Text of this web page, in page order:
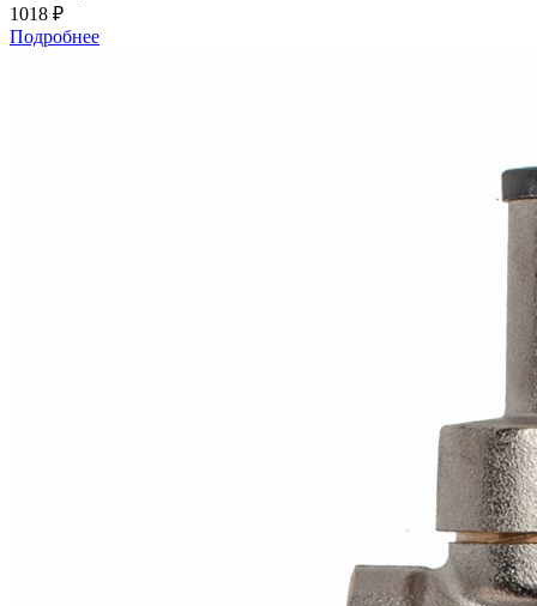
1018 ₽
Подробнее